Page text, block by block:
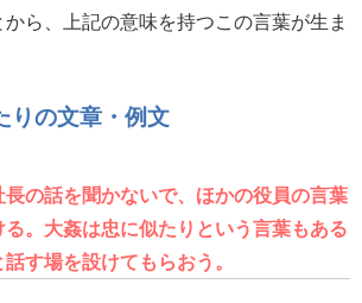
から、上記の意味を持つこの言葉が生ま
りの文章・例文
の話を聞かないで、ほかの役員の言葉
。大姦は忠に似たりという言葉もある
す場を設けてもらおう。